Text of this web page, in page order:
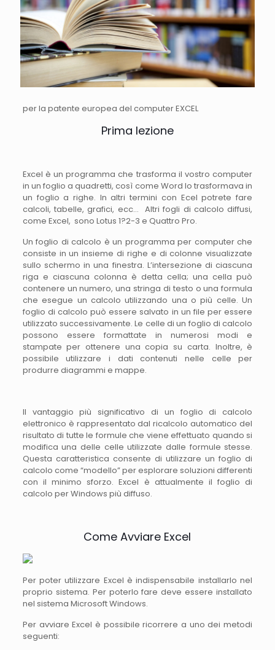
per la patente europea del computer EXCEL
Prima lezione
Excel è un programma che trasforma il vostro computer
in un foglio a quadretti, così come Word lo trasformava in
un foglio a righe. In altri termini con Ecel potrete fare
calcoli, tabelle, grafici, ecc… Altri fogli di calcolo diffusi,
come Excel, sono Lotus 1?2-3 e Quattro Pro.
Un foglio di calcolo è un programma per computer che
consiste in un insieme di righe e di colonne visualizzate
sullo schermo in una finestra. L’intersezione di ciascuna
riga e ciascuna colonna è detta cella; una cella può
contenere un numero, una stringa di testo o una formula
che esegue un calcolo utilizzando una o più celle. Un
foglio di calcolo può essere salvato in un file per essere
utilizzato successivamente. Le celle di un foglio di calcolo
possono essere formattate in numerosi modi e
stampate per ottenere una copia su carta. Inoltre, è
possibile utilizzare i dati contenuti nelle celle per
produrre diagrammi e mappe.
II vantaggio più significativo di un foglio di calcolo
elettronico è rappresentato dal ricalcolo automatico del
risultato di tutte le formule che viene effettuato quando si
modifica una delle celle utilizzate dalle formule stesse.
Questa caratteristica consente di utilizzare un foglio di
calcolo come “modello” per esplorare soluzioni differenti
con il minimo sforzo. Excel è attualmente il foglio di
calcolo per Windows più diffuso.
Come Avviare Excel
Per poter utilizzare Excel è indispensabile installarlo nel
proprio sistema. Per poterlo fare deve essere installato
nel sistema Microsoft Windows.
Per avviare Excel è possibile ricorrere a uno dei metodi
seguenti: